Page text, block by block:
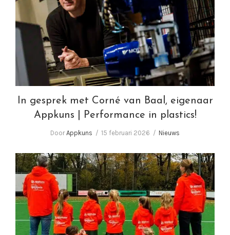
In gesprek met Corné van Baal, eigenaar
Appkuns | Performance in plastics!
In gesprek met Corné van Baal, eigenaar
Appkuns | Performance in plastics!
DoorAppkuns 15 februari 2026 Nieuws
De kracht van sport!